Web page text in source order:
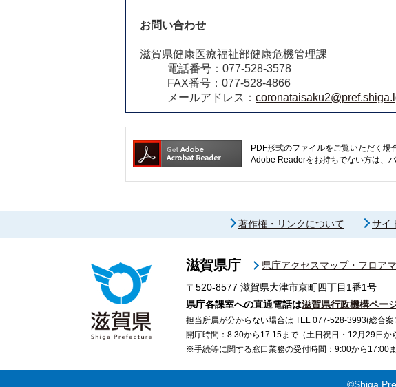
お問い合わせ
滋賀県健康医療福祉部健康危機管理課
電話番号：077-528-3578
FAX番号：077-528-4866
メールアドレス：
PDF形式のファイルをご覧いただく場
Adobe Readerをお持ちでない方は、
著作権・リンクについて サイ
滋賀県庁
県庁アクセスマップ・フロア
〒520-8577 滋賀県大津市京町四丁目1番1号
県庁各課室への直通電話は滋賀県行政機構ペー
担当所属が分からない場合は TEL 077-528-3993(総合案
開庁時間：8:30から17:15まで（土日祝日・12月29日か
※手続等に関する窓口業務の受付時間：9:00から17:00
©Shiga